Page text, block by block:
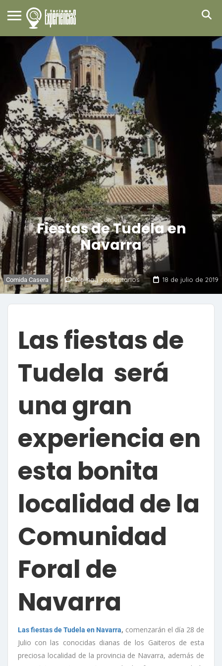
Fiestas de Tudela en
Navarra
Comida Casera No hay comentarios 18 de julio de 2019
Las fiestas de
Tudela será
una gran
experiencia en
esta bonita
localidad de la
Comunidad
Foral de
Navarra
Las fiestas de Tudela en Navarra, comenzarán el día 28 de
Julio con las conocidas dianas de los Gaiteros de esta
preciosa localidad de la provincia de Navarra, además de